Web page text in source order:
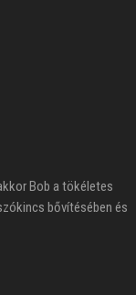
Bob a tökéletes
bővítésében és